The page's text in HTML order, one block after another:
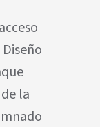
Diseño
la